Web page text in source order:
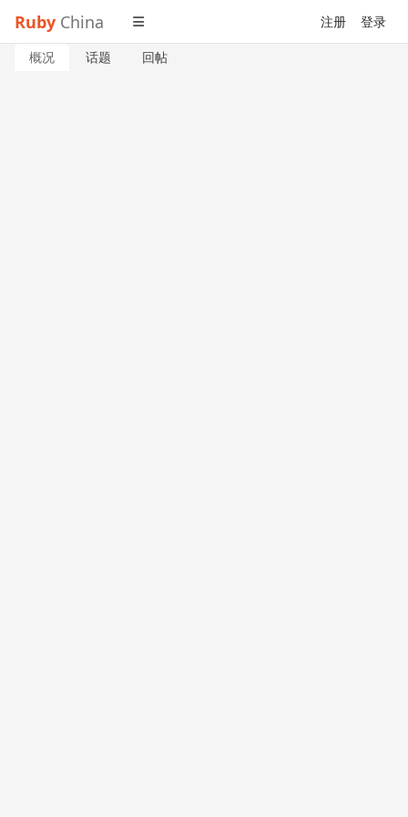
Ruby China 注册 登录
概况 话题 回帖